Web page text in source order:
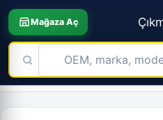
Mağaza Aç
Skip